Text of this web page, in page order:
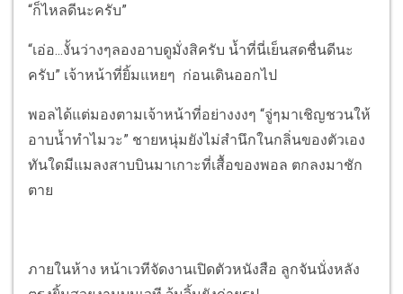
“ก็ไหลดีนะครับ”
“เอ่อ...งั้นว่างๆลองอาบดูมั่งสิครับ น้ำที่นี่เย็นสดชื่นดีนะ
ครับ” เจ้าหน้าที่ยิ้มแหยๆ ก่อนเดินออกไป
พอลได้แต่มองตามเจ้าหน้าที่อย่างงงๆ “จู่ๆมาเชิญชวนให้
อาบน้ำทำไมวะ” ชายหนุ่มยังไม่สำนึกในกลิ่นของตัวเอง
ทันใดมีแมลงสาบบินมาเกาะที่เสื้อของพอล ตกลงมาชัก
ตาย
ภายในห้าง หน้าเวทีจัดงานเปิดตัวหนังสือ ลูกจันนั่งหลัง